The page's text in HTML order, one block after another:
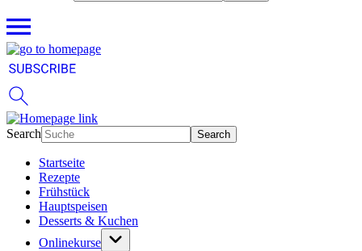
Search
Startseite
Rezepte
Frühstück
Hauptspeisen
Desserts & Kuchen
Onlinekurse